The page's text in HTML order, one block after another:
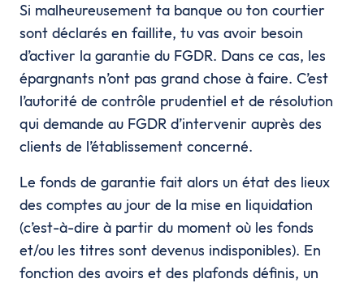
Si malheureusement ta banque ou ton courtier
sont déclarés en faillite, tu vas avoir besoin
d’activer la garantie du FGDR. Dans ce cas, les
épargnants n’ont pas grand chose à faire. C’est
l’autorité de contrôle prudentiel et de résolution
qui demande au FGDR d’intervenir auprès des
clients de l’établissement concerné.
Le fonds de garantie fait alors un état des lieux
des comptes au jour de la mise en liquidation
(c’est-à-dire à partir du moment où les fonds
et/ou les titres sont devenus indisponibles). En
fonction des avoirs et des plafonds définis, un